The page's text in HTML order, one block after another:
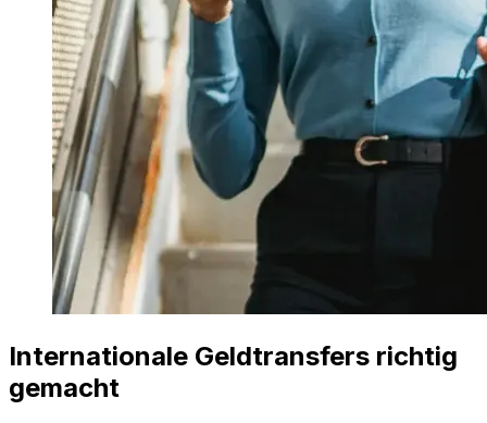
Internationale Geldtransfers richtig
gemacht